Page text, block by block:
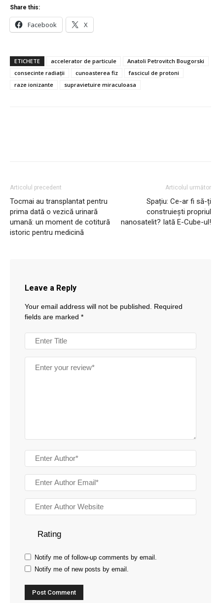
Share this:
Facebook X
ETICHETE accelerator de particule
Anatoli Petrovitch Bougorski
consecinte radiații
cunoasterea fiz
fascicul de protoni
raze ionizante
supravietuire miraculoasa
Articolul precedent
Tocmai au transplantat pentru
prima dată o vezică urinară
umană: un moment de cotitură
istoric pentru medicină
Articolul următor
Spațiu: Ce-ar fi să-ți
construiești propriul
nanosatelit? Iată E-Cube-ul!
Leave a Reply
Your email address will not be published.
Required
fields are marked *
Rating
Notify me of follow-up comments by email.
Notify me of new posts by email.